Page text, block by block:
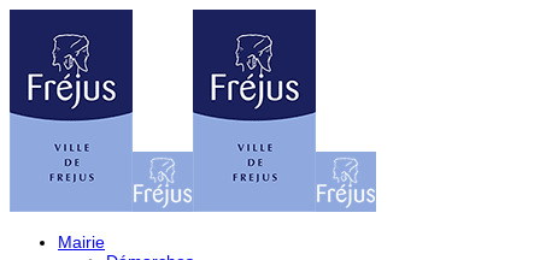
Mairie